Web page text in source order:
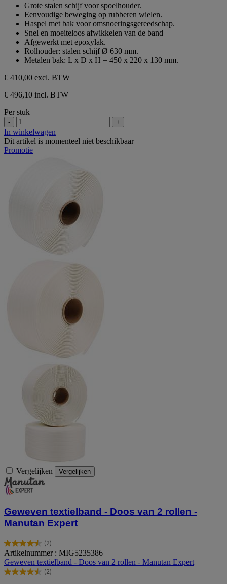
sterren.
beoordelingen
Grote stalen schijf voor spoelhouder.
Eenvoudige beweging op rubberen wielen.
Haspel met bak voor omsnoeringsgereedschap.
Snel en moeiteloos afwikkelen van de band
Afgewerkt met epoxylak.
Rolhouder: stalen schijf Ø 630 mm.
Metalen bak: L x D x H = 450 x 220 x 130 mm.
€ 410,00 excl. BTW
€ 496,10 incl. BTW
Per stuk
- +
In winkelwagen
Dit artikel is momenteel niet beschikbaar
Promotie
Vergelijken Vergelijken
Geweven textielband - Doos van 2 rollen -
Manutan Expert
(2)
4.5
van
de
5
Artikelnummer : MIG5235386
Geweven textielband - Doos van 2 rollen - Manutan Expert
(2)
4.5